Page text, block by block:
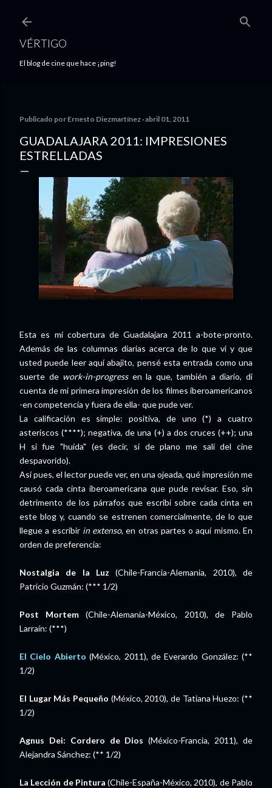
VÉRTIGO
El blog de cine que hace ¡ping!
Publicado por Ernesto Diezmartínez abril 01, 2011
GUADALAJARA 2011: IMPRESIONES
ESTRELLADAS
Esta es mi cobertura de Guadalajara 2011 a-bote-pronto.
Además de las columnas diarias acerca de lo que vi y que
usted puede leer aquí abajito, pensé esta entrada como una
suerte de work-in-progressen la que, también a diario, di
cuenta de mi primera impresión de los filmes iberoamericanos
-en competencia y fuera de ella- que pude ver.
La calificación es simple: positiva, de uno (*) a cuatro
asteriscos (****); negativa, de una (+) a dos cruces (++); una
H si fue "huída" (es decir, si de plano me salí del cine
despavorido).
Así pues, el lector puede ver, en una ojeada, qué impresión me
causó cada cinta iberoamericana que pude revisar. Eso, sin
detrimento de los párrafos que escribí sobre cada cinta en
este blog y, cuando se estrenen comercialmente, de lo que
llegue a escribir in extenso, en otras partes o aquí mismo. En
orden de preferencia:
Nostalgia de la Luz(Chile-Francia-Alemania, 2010), de
Patricio Guzmán: (*** 1/2)
Post Mortem(Chile-Alemania-México, 2010), de Pablo
Larraín: (***)
El Cielo Abierto (México, 2011), de Everardo González: (**
1/2)
El Lugar Más Pequeño (México, 2010), de Tatiana Huezo: (**
1/2)
Agnus Dei: Cordero de Dios (México-Francia, 2011), de
Alejandra Sánchez: (** 1/2)
La Lección de Pintura (Chile-España-México, 2010), de Pablo